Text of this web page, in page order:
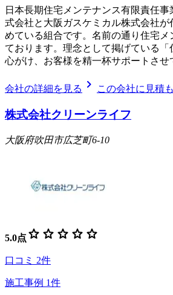
日本長期住宅メンテナンス有限責任
式会社と大阪ガスケミカル株式会社が
めている組合です。名前の通り住宅メ
ております。理念として掲げている「
心がけ、お客様を精一杯サポートさせ
会社の詳細を見る chevron_right この会社に見積
株式会社クリーンライフ
大阪府吹田市広芝町6-10
5.0点 star star star star star
口コミ 2件
施工事例 1件